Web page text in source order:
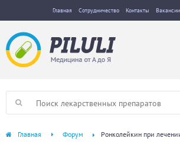
Главная Сотрудничество Контакты Вакансии
Главная Форум Ронколейкин при